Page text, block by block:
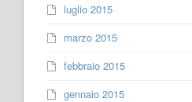
luglio 2015
marzo 2015
febbraio 2015
gennaio 2015